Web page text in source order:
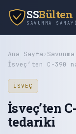
SSBülten
SAVUNMA
Ana Sayfa›
İsveç’ten C-390
İSVEÇ
İsveç’ten
tedariki